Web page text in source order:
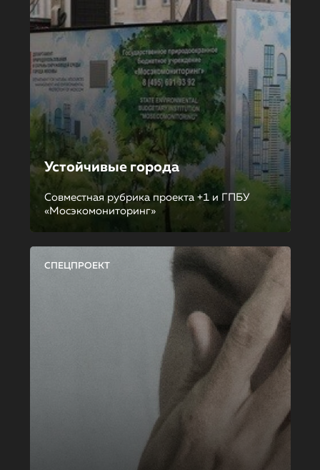
Устойчивые города
Совместная рубрика проекта +1 и ГПБУ
«Мосэкомониторинг»
СПЕЦПРОЕКТ